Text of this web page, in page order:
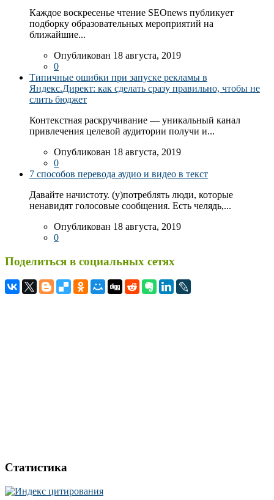
Каждое воскресенье чтение SEOnews публикует
подборку образовательных мероприятий на
ближайшие...
Опубликован 18 августа, 2019
0
Типичные ошибки при запуске рекламы в
Яндекс.Директ: как сделать сразу правильно, чтобы не
слить бюджет
Контекстная раскручивание — уникальный канал
привлечения целевой аудитории получи и...
Опубликован 18 августа, 2019
0
7 способов перевода аудио и видео в текст
Давайте начистоту. (у)потреблять люди, которые
ненавидят голосовые сообщения. Есть челядь,...
Опубликован 18 августа, 2019
0
Поделиться в социальных сетях
Статистика